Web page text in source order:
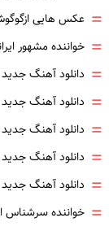
= عکس هایی
= خواننده مشهور
= دانلود آهنگ
= دانلود آهنگ
= دانلود آهنگ
= دانلود آهنگ
= دانلود آهنگ
= خواننده سرشناس